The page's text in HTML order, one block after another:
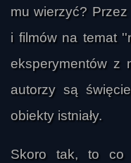
mu wierzyć? Przez
i filmów na temat
eksperymentów z
autorzy są
obiekty istniały.
Skoro tak, to co